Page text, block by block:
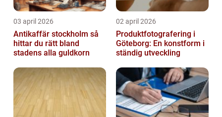
03 april 2026
Antikaffär stockholm så
hittar du rätt bland
stadens alla guldkorn
02 april 2026
Produktfotografering i
Göteborg: En konstform i
ständig utveckling